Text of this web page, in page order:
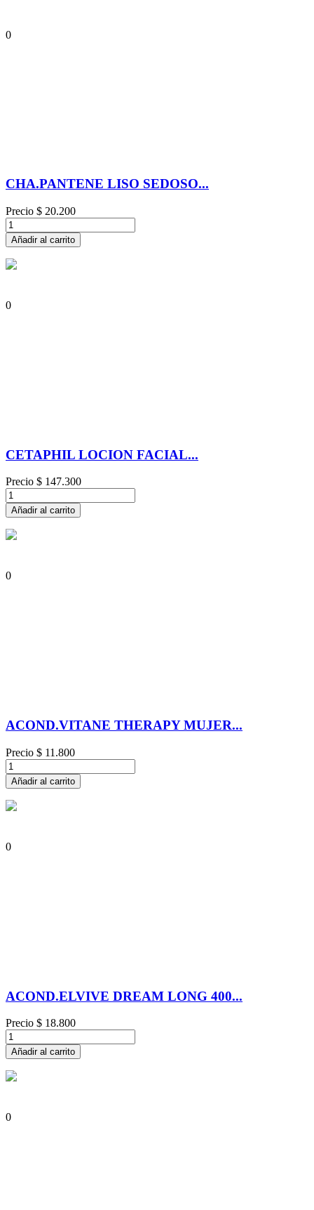
0
CHA.PANTENE LISO SEDOSO...
Precio $ 20.200
Añadir al carrito
0
CETAPHIL LOCION FACIAL...
Precio $ 147.300
Añadir al carrito
0
ACOND.VITANE THERAPY MUJER...
Precio $ 11.800
Añadir al carrito
0
ACOND.ELVIVE DREAM LONG 400...
Precio $ 18.800
Añadir al carrito
0